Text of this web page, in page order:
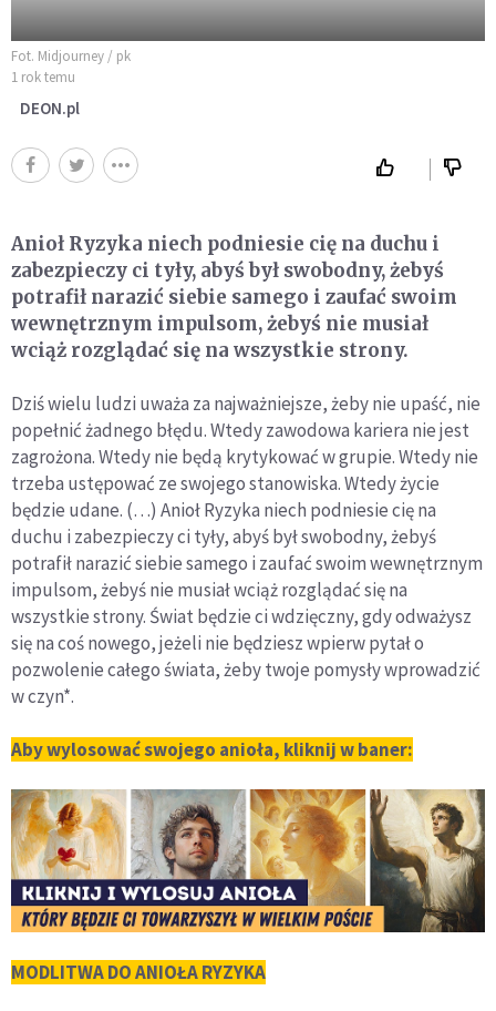
Fot. Midjourney / pk
1 rok temu
DEON.pl
Anioł Ryzyka niech podniesie cię na duchu i
zabezpieczy ci tyły, abyś był swobodny, żebyś
potrafił narazić siebie samego i zaufać swoim
wewnętrznym impulsom, żebyś nie musiał
wciąż rozglądać się na wszystkie strony.
Dziś wielu ludzi uważa za najważniejsze, żeby nie upaść, nie
popełnić żadnego błędu. Wtedy zawodowa kariera nie jest
zagrożona. Wtedy nie będą krytykować w grupie. Wtedy nie
trzeba ustępować ze swojego stanowiska. Wtedy życie
będzie udane. (…) Anioł Ryzyka niech podniesie cię na
duchu i zabezpieczy ci tyły, abyś był swobodny, żebyś
potrafił narazić siebie samego i zaufać swoim wewnętrznym
impulsom, żebyś nie musiał wciąż rozglądać się na
wszystkie strony. Świat będzie ci wdzięczny, gdy odważysz
się na coś nowego, jeżeli nie będziesz wpierw pytał o
pozwolenie całego świata, żeby twoje pomysły wprowadzić
w czyn*.
Aby wylosować swojego anioła, kliknij w baner:
MODLITWA DO ANIOŁA RYZYKA